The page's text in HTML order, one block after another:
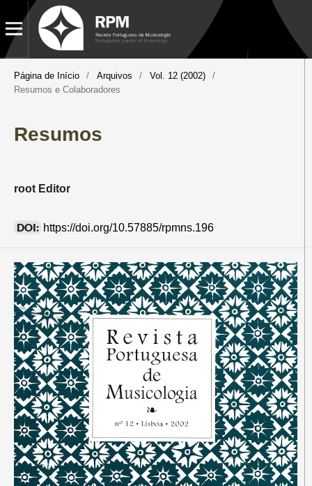
Página de Início / Arquivos / Vol. 12 (2002)
/
Resumos e Colaboradores
Resumos
root Editor
DOI: https://doi.org/10.57885/rpmns.196